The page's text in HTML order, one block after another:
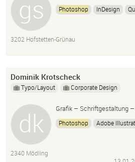
Photoshop InDesign
3202 Hofstetten-Grünau
Dominik Krotscheck
Typo/Layout Corporate Design
Grafik – Schriftgestaltung
Photoshop Adobe
2340 Mödling